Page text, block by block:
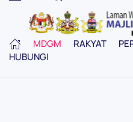
MDGM RAKYAT
HUBUNGI